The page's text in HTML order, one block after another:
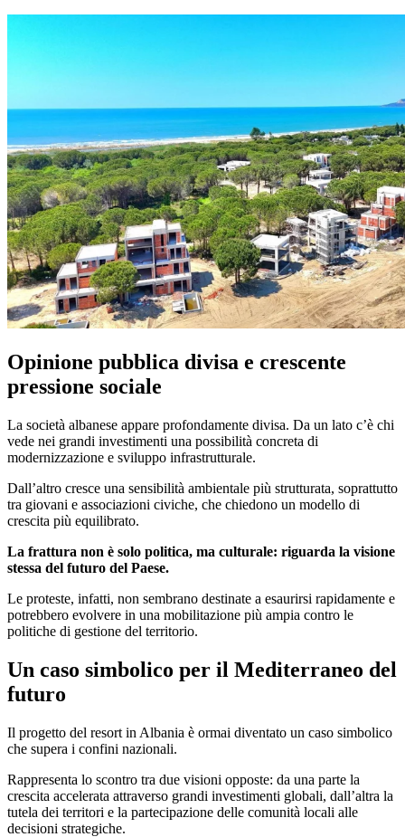
Opinione pubblica divisa e crescente
pressione sociale
La società albanese appare profondamente divisa. Da un lato c’è chi
vede nei grandi investimenti una possibilità concreta di
modernizzazione e sviluppo infrastrutturale.
Dall’altro cresce una sensibilità ambientale più strutturata, soprattutto
tra giovani e associazioni civiche, che chiedono un modello di
crescita più equilibrato.
La frattura non è solo politica, ma culturale: riguarda la visione
stessa del futuro del Paese.
Le proteste, infatti, non sembrano destinate a esaurirsi rapidamente e
potrebbero evolvere in una mobilitazione più ampia contro le
politiche di gestione del territorio.
Un caso simbolico per il Mediterraneo del
futuro
Il progetto del resort in Albania è ormai diventato un caso simbolico
che supera i confini nazionali.
Rappresenta lo scontro tra due visioni opposte: da una parte la
crescita accelerata attraverso grandi investimenti globali, dall’altra la
tutela dei territori e la partecipazione delle comunità locali alle
decisioni strategiche.